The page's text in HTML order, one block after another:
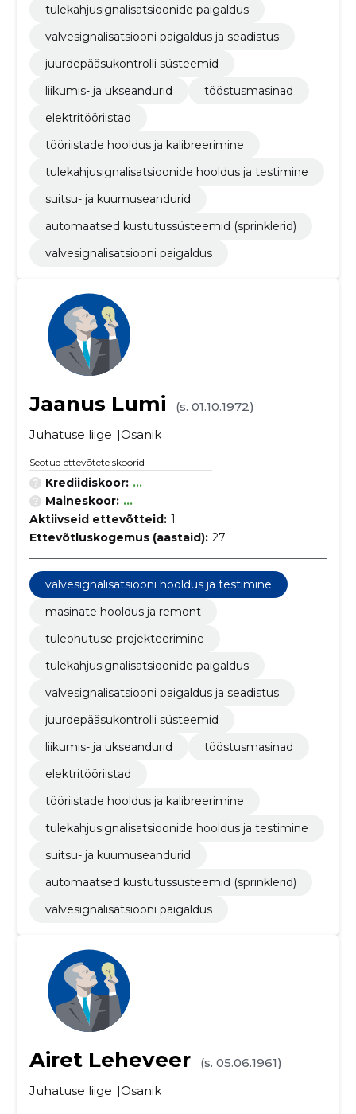
tulekahjusignalisatsioonide paigaldus
valvesignalisatsiooni paigaldus ja seadistus
juurdepääsukontrolli süsteemid
liikumis- ja ukseandurid
tööstusmasinad
elektritööriistad
tööriistade hooldus ja kalibreerimine
tulekahjusignalisatsioonide hooldus ja testimine
suitsu- ja kuumuseandurid
automaatsed kustutussüsteemid (sprinklerid)
valvesignalisatsiooni paigaldus
Jaanus Lumi
(s. 01.10.1972)
Juhatuse liige
Osanik
Seotud ettevõtete skoorid
Krediidiskoor: ...
Maineskoor: ...
Aktiivseid ettevõtteid: 1
Ettevõtluskogemus (aastaid): 27
valvesignalisatsiooni hooldus ja testimine
masinate hooldus ja remont
tuleohutuse projekteerimine
tulekahjusignalisatsioonide paigaldus
valvesignalisatsiooni paigaldus ja seadistus
juurdepääsukontrolli süsteemid
liikumis- ja ukseandurid
tööstusmasinad
elektritööriistad
tööriistade hooldus ja kalibreerimine
tulekahjusignalisatsioonide hooldus ja testimine
suitsu- ja kuumuseandurid
automaatsed kustutussüsteemid (sprinklerid)
valvesignalisatsiooni paigaldus
Airet Leheveer
(s. 05.06.1961)
Juhatuse liige
Osanik